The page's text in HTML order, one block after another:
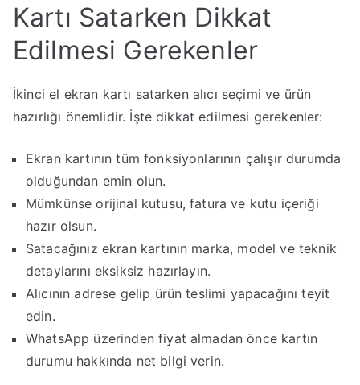
Kartı Satarken Dikkat
Edilmesi Gerekenler
İkinci el ekran kartı satarken alıcı seçimi ve ürün
hazırlığı önemlidir. İşte dikkat edilmesi gerekenler:
Ekran kartının tüm fonksiyonlarının çalışır durumda
olduğundan emin olun.
Mümkünse orijinal kutusu, fatura ve kutu içeriği
hazır olsun.
Satacağınız ekran kartının marka, model ve teknik
detaylarını eksiksiz hazırlayın.
Alıcının adrese gelip ürün teslimi yapacağını teyit
edin.
WhatsApp üzerinden fiyat almadan önce kartın
durumu hakkında net bilgi verin.